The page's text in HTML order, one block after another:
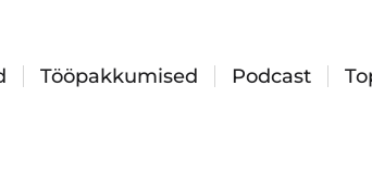
Tööpakkumised Podcast